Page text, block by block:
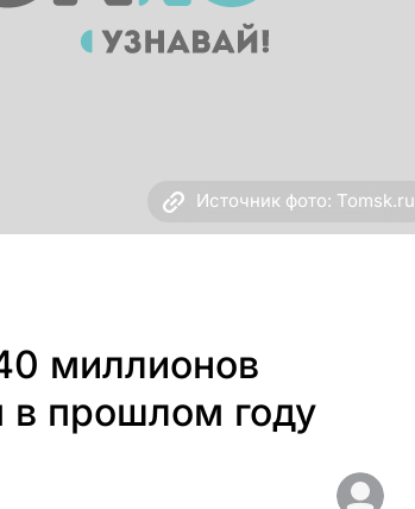
Источник фото: Tomsk.ru
миллионов
в прошлом году